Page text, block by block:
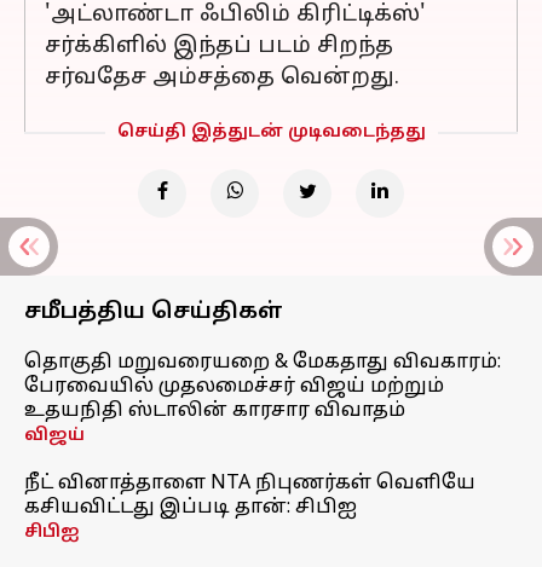
'அட்லாண்டா ஃபிலிம் கிரிட்டிக்ஸ்'
சர்க்கிளில் இந்தப் படம் சிறந்த
சர்வதேச அம்சத்தை வென்றது.
செய்தி இத்துடன் முடிவடைந்தது
சமீபத்திய செய்திகள்
தொகுதி மறுவரையறை & மேகதாது விவகாரம்:
பேரவையில் முதலமைச்சர் விஜய் மற்றும்
உதயநிதி ஸ்டாலின் காரசார விவாதம்
விஜய்
நீட் வினாத்தாளை NTA நிபுணர்கள் வெளியே
கசியவிட்டது இப்படி தான்: சிபிஐ
சிபிஐ